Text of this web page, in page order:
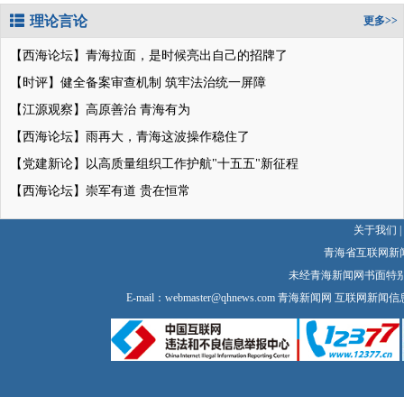
理论言论 更多>>
【西海论坛】青海拉面，是时候亮出自己的招牌了
【时评】健全备案审查机制 筑牢法治统一屏障
【江源观察】高原善治 青海有为
【西海论坛】雨再大，青海这波操作稳住了
【党建新论】以高质量组织工作护航"十五五"新征程
【西海论坛】崇军有道 贵在恒常
关于我们
青海省互联网
未经青海新闻网书面特
E-mail： webmaster@qhnews.com青海新闻网 互联网新闻信